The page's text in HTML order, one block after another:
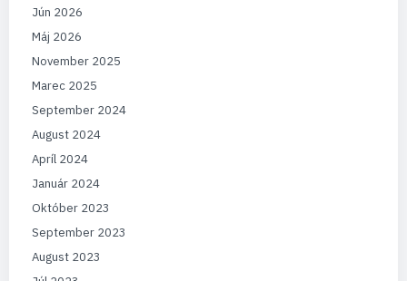
Jún 2026
Máj 2026
November 2025
Marec 2025
September 2024
August 2024
Apríl 2024
Január 2024
Október 2023
September 2023
August 2023